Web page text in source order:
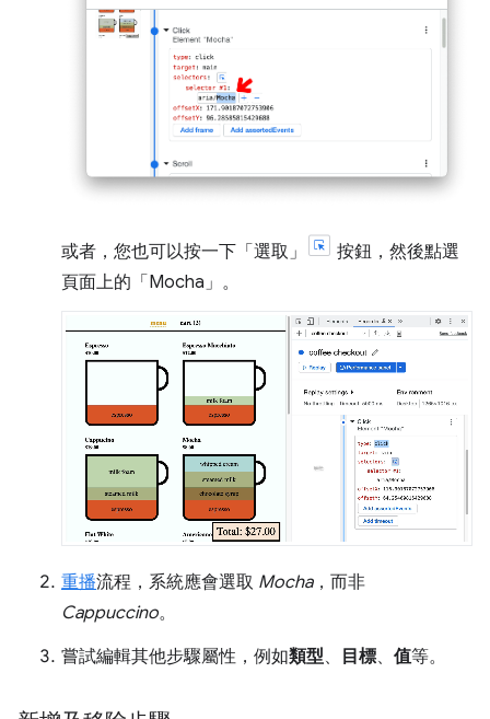
或者，您也可以按一下「選取」
按鈕，然後點選
頁面上的「Mocha」 。
重播流程，系統應會選取 Mocha，而非
Cappuccino。
嘗試編輯其他步驟屬性，例如類型、 目標、 值等。